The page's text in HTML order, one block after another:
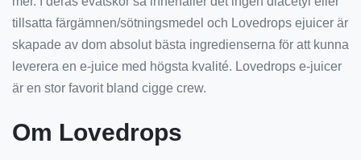
tillsatta färgämnen/sötningsmedel och Lovedrops ejuicer är
skapade av dom absolut bästa ingredienserna för att kunna
leverera en e-juice med högsta kvalité. Lovedrops e-juicer
är en stor favorit bland cigge crew.
Om Lovedrops